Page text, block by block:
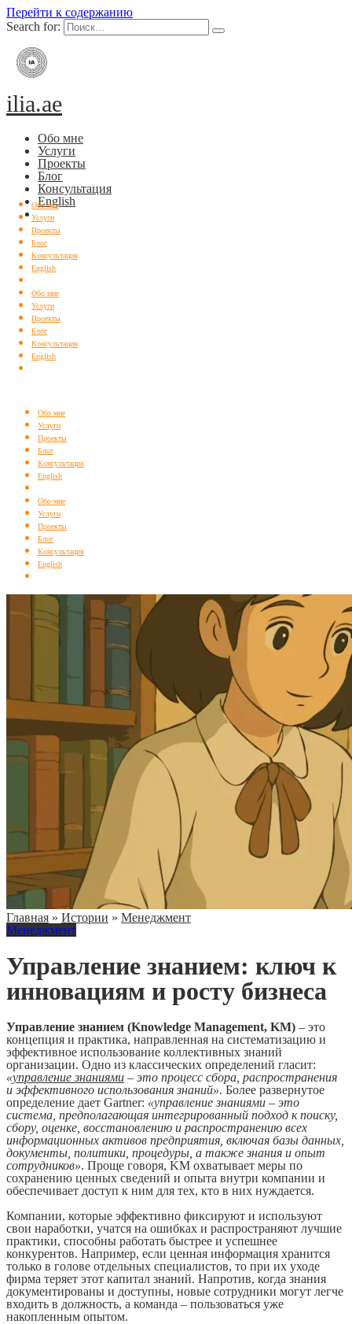
Перейти к содержанию
Search for:
ilia.ae
Обо мне
Услуги
Проекты
Блог
Консультация
English
Обо мне
Услуги
Проекты
Блог
Консультация
English
Обо мне
Услуги
Проекты
Блог
Консультация
English
Обо мне
Услуги
Проекты
Блог
Консультация
English
Обо мне
Услуги
Проекты
Блог
Консультация
English
Главная » Истории » Менеджмент
Менеджмент
Управление знанием: ключ к
инновациям и росту бизнеса
Управление знанием (Knowledge Management, KM) – это
концепция и практика, направленная на систематизацию и
эффективное использование коллективных знаний
организации. Одно из классических определений гласит:
«управление знаниями – это процесс сбора, распространения
и эффективного использования знаний». Более развернутое
определение дает Gartner: «управление знаниями – это
система, предполагающая интегрированный подход к поиску,
сбору, оценке, восстановлению и распространению всех
информационных активов предприятия, включая базы данных,
документы, политики, процедуры, а также знания и опыт
сотрудников». Проще говоря, KM охватывает меры по
сохранению ценных сведений и опыта внутри компании и
обеспечивает доступ к ним для тех, кто в них нуждается.
Компании, которые эффективно фиксируют и используют
свои наработки, учатся на ошибках и распространяют лучшие
практики, способны работать быстрее и успешнее
конкурентов. Например, если ценная информация хранится
только в голове отдельных специалистов, то при их уходе
фирма теряет этот капитал знаний. Напротив, когда знания
документированы и доступны, новые сотрудники могут легче
входить в должность, а команда – пользоваться уже
накопленным опытом.